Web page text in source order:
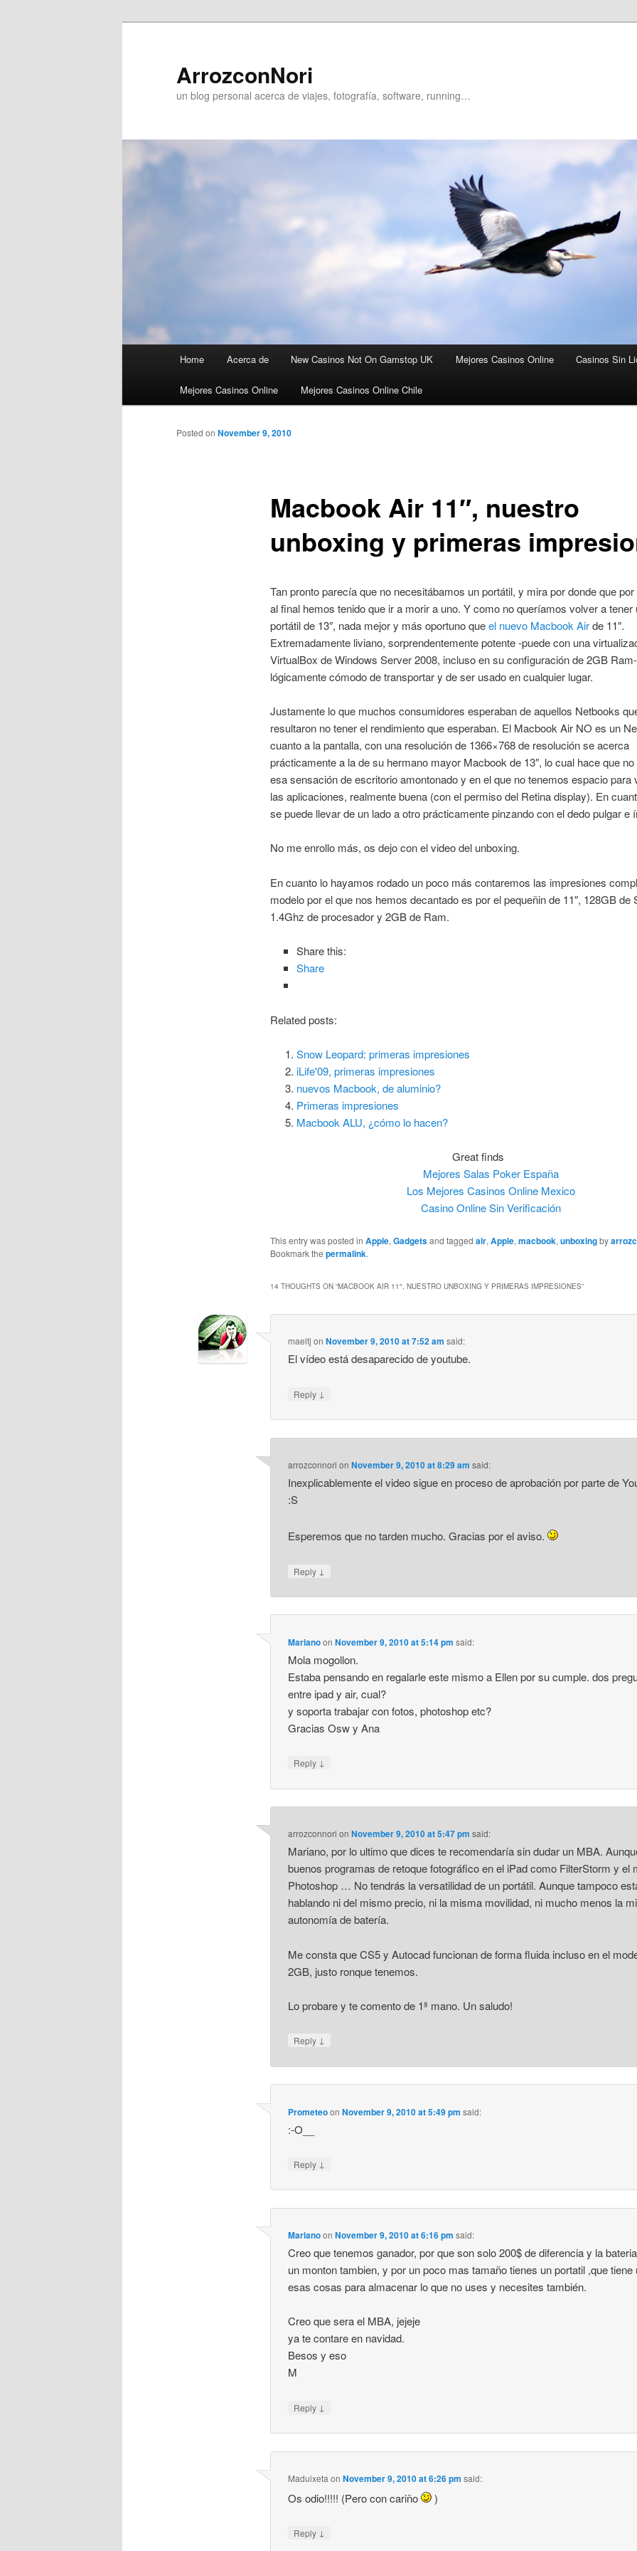
ArrozconNori
un blog personal acerca de viajes, fotografía, software, running…
Skip to primary content
Skip to secondary content
Home Acerca de New Casinos Not On Gamstop UK Mejores Casinos Online Casinos Sin
Mejores Casinos Online Mejores Casinos Online Chile
Macbook Air 11″, nuestro
unboxing y primeras
Posted on November 9, 2010
Tan pronto parecía que no necesitábamos un portátil, y mira por donde que
al final hemos tenido que ir a morir a uno. Y como no queríamos volver a tener
portátil de 13″, nada mejor y más oportuno queel nuevo Macbook Airde 11″.
Extremadamente liviano, sorprendentemente potente -puede con una
VirtualBox de Windows Server 2008, incluso en su configuración de 2GB
lógicamente cómodo de transportar y de ser usado en cualquier lugar.
Justamente lo que muchos consumidores esperaban de aquellos Netbooks
resultaron no tener el rendimiento que esperaban. El Macbook Air NO es un
cuanto a la pantalla, con una resolución de 1366×768 de resolución se acerca
prácticamente a la de su hermano mayor Macbook de 13″, lo cual hace que
esa sensación de escritorio amontonado y en el que no tenemos espacio para
las aplicaciones, realmente buena (con el permiso del Retina display). En
se puede llevar de un lado a otro prácticamente pinzando con el dedo pulgar e
No me enrollo más, os dejo con el video del unboxing.
En cuanto lo hayamos rodado un poco más contaremos las impresiones
modelo por el que nos hemos decantado es por el pequeñin de 11″, 128GB de
1.4Ghz de procesador y 2GB de Ram.
Share this:
Share
Related posts:
Snow Leopard: primeras impresiones
iLife'09, primeras impresiones
nuevos Macbook, de aluminio?
Primeras impresiones
Macbook ALU, ¿cómo lo hacen?
Great finds
Mejores Salas Poker España
Los Mejores Casinos Online Mexico
Casino Online Sin Verificación
This entry was posted in Apple, Gadgetsand tagged air, Apple, macbook, unboxingby
Bookmark the permalink.
14 THOUGHTS ON “MACBOOK AIR 11″, NUESTRO UNBOXING Y PRIMERAS IMPRESIONES”
maeltj onNovember 9, 2010 at 7:52 am said:
El vídeo está desaparecido de youtube.
Reply ↓
arrozconnori onNovember 9, 2010 at 8:29 am said:
Inexplicablemente el video sigue en proceso de aprobación por parte de
:S
Esperemos que no tarden mucho. Gracias por el aviso.
Reply ↓
MarianoonNovember 9, 2010 at 5:14 pm said:
Mola mogollon.
Estaba pensando en regalarle este mismo a Ellen por su cumple. dos
entre ipad y air, cual?
y soporta trabajar con fotos, photoshop etc?
Gracias Osw y Ana
Reply ↓
arrozconnori onNovember 9, 2010 at 5:47 pm said:
Mariano, por lo ultimo que dices te recomendaría sin dudar un MBA.
buenos programas de retoque fotográfico en el iPad como FilterStorm y el
Photoshop … No tendrás la versatilidad de un portátil. Aunque tampoco
hablando ni del mismo precio, ni la misma movilidad, ni mucho menos la
autonomía de batería.
Me consta que CS5 y Autocad funcionan de forma fluida incluso en el
2GB, justo ronque tenemos.
Lo probare y te comento de 1ª mano. Un saludo!
Reply ↓
PrometeoonNovember 9, 2010 at 5:49 pm said:
:-O__
Reply ↓
MarianoonNovember 9, 2010 at 6:16 pm said:
Creo que tenemos ganador, por que son solo 200$ de diferencia y la
un monton tambien, y por un poco mas tamaño tienes un portatil ,que tiene
esas cosas para almacenar lo que no uses y necesites también.
Creo que sera el MBA, jejeje
ya te contare en navidad.
Besos y eso
M
Reply ↓
Maduixeta onNovember 9, 2010 at 6:26 pm said:
Os odio!!!!! (Pero con cariño )
Reply ↓